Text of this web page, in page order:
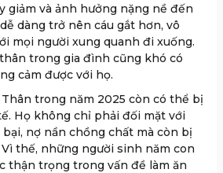
giảm và ảnh hưởng nặng nề đến
dàng trở nên cáu gắt hơn, vô
mọi người xung quanh đi xuống.
trong gia đình cũng khó có
cảm được với họ.
trong năm 2025 còn có thể bị
Họ không chỉ phải đối mặt với
nợ nần chồng chất mà còn bị
thế, những người sinh năm con
thận trọng trong vấn đề làm ăn